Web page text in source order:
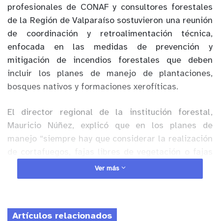
profesionales de CONAF y consultores forestales
de la Región de Valparaíso sostuvieron una reunión
de coordinación y retroalimentación técnica,
enfocada en las medidas de prevención y
mitigación de incendios forestales que deben
incluir los planes de manejo de plantaciones,
bosques nativos y formaciones xerofíticas.
El director regional de la institución forestal,
Mauricio Núñez, explicó que en los planes de
manejo “siempre hay que considerar la realización
corta combustibles, dependiendo de cada caso”.
Añadió que “es tarea de los consultores evaluar
requieran por parte de CONAF”.
Ver más
Artículos relacionados